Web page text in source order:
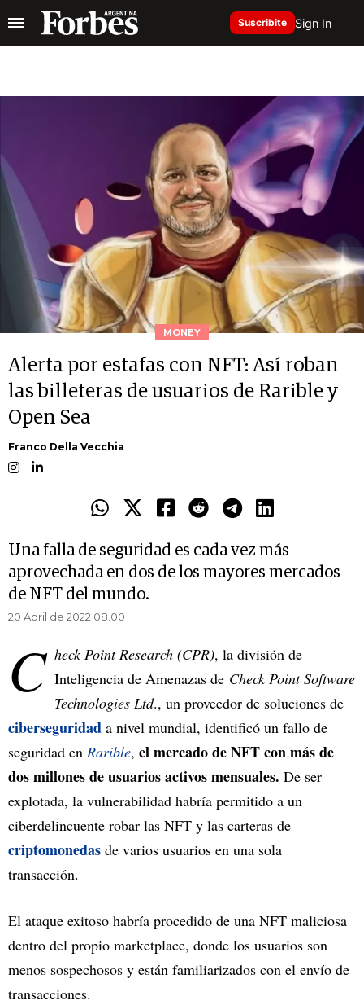
Suscribite Sign In
MONEY
Alerta por estafas con NFT: Así roban
las billeteras de usuarios de Rarible y
Open Sea
Franco Della Vecchia
Una falla de seguridad es cada vez más
aprovechada en dos de los mayores mercados
de NFT del mundo.
20 Abril de 2022 08.00
C heck Point Research (CPR), la división de
Inteligencia de Amenazas de Check Point Software
Technologies Ltd., un proveedor de soluciones de
ciberseguridad a nivel mundial, identificó un fallo de
seguridad en Rarible, el mercado de NFT con más de
dos millones de usuarios activos mensuales. De ser
explotada, la vulnerabilidad habría permitido a un
ciberdelincuente robar las NFT y las carteras de
criptomonedas de varios usuarios en una sola
transacción.
El ataque exitoso habría procedido de una NFT maliciosa
dentro del propio marketplace, donde los usuarios son
menos sospechosos y están familiarizados con el envío de
transacciones.